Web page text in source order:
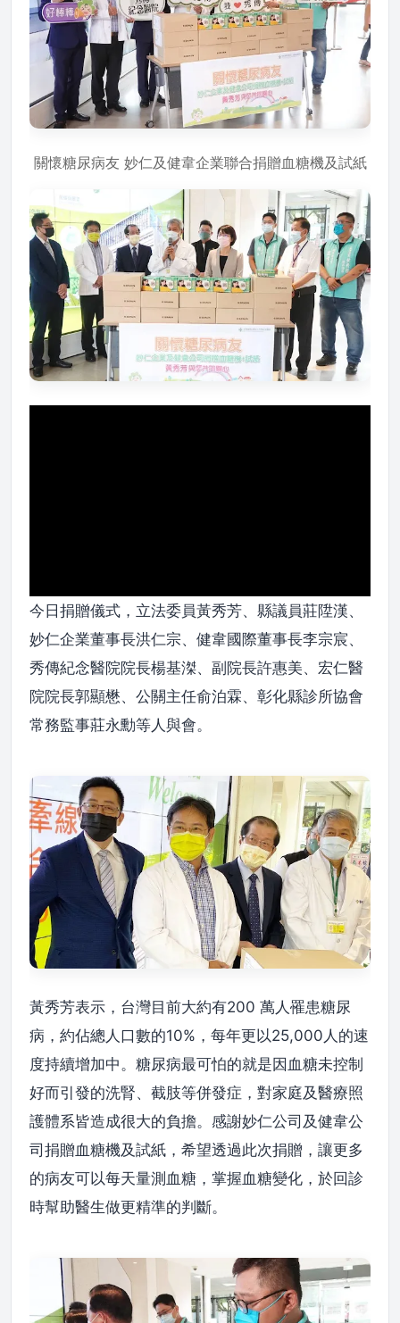
關懷糖尿病友 妙仁及健韋企業聯合捐贈血糖機及試紙
今日捐贈儀式，立法委員黃秀芳、縣議員莊陞漢、
妙仁企業董事長洪仁宗、健韋國際董事長李宗宸、
秀傳紀念醫院院長楊基滐、副院長許惠美、宏仁醫
院院長郭顯懋、公關主任俞泊霖、彰化縣診所協會
常務監事莊永勳等人與會。
黃秀芳表示，台灣目前大約有200 萬人罹患糖尿
病，約佔總人口數的10%，每年更以25,000人的速
度持續增加中。糖尿病最可怕的就是因血糖未控制
好而引發的洗腎、截肢等併發症，對家庭及醫療照
護體系皆造成很大的負擔。感謝妙仁公司及健韋公
司捐贈血糖機及試紙，希望透過此次捐贈，讓更多
的病友可以每天量測血糖，掌握血糖變化，於回診
時幫助醫生做更精準的判斷。